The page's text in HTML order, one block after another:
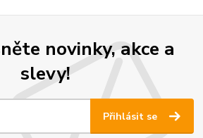
novinky, akce a
slevy!
Přihlásit se